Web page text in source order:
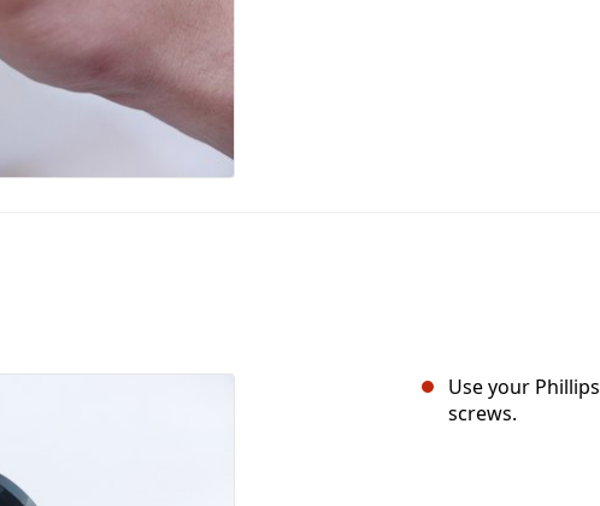
Use your
screws.